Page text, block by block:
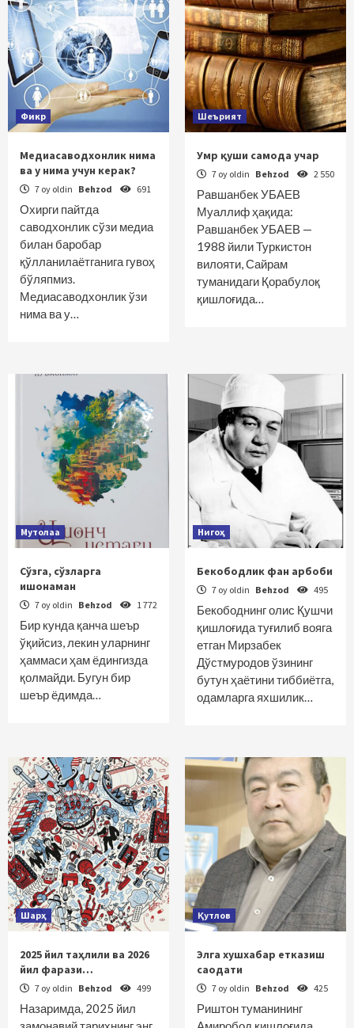
Фикр
Медиасаводхонлик нима
ва у нима учун керак?
7 oy oldin Behzod 691
Охирги пайтда
саводхонлик сўзи медиа
билан баробар
қўлланилаётганига гувоҳ
бўляпмиз.
Медиасаводхонлик ўзи
нима ва у…
Шеърият
Умр қуши самода учар
7 oy oldin Behzod 2 550
Равшанбек УБАЕВ
Муаллиф ҳақида:
Равшанбек УБАЕВ —
1988 йили Туркистон
вилояти, Сайрам
туманидаги Қорабулоқ
қишлоғида…
Мутолаа
Сўзга, сўзларга
ишонаман
7 oy oldin Behzod 1 772
Бир кунда қанча шеър
ўқийсиз, лекин уларнинг
ҳаммаси ҳам ёдингизда
қолмайди. Бугун бир
шеър ёдимда…
Нигоҳ
Бекободлик фан арбоби
7 oy oldin Behzod 495
Бекободнинг олис Қушчи
қишлоғида туғилиб вояга
етган Мирзабек
Дўстмуродов ўзининг
бутун ҳаётини тиббиётга,
одамларга яхшилик…
Шарҳ
2025 йил таҳлили ва 2026
йил фарази…
7 oy oldin Behzod 499
Назаримда, 2025 йил
Қутлов
Элга хушхабар етказиш
саодати
7 oy oldin Behzod 425
Риштон туманининг